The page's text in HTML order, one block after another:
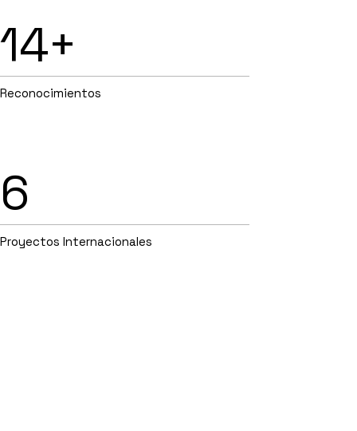
14+
Reconocimientos
6
Proyectos Internacionales